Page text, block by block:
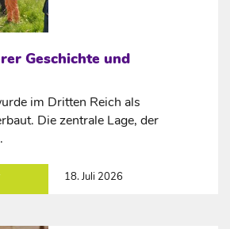
Geschichte und
im Dritten Reich als
Die zentrale Lage, der
18. Juli 2026